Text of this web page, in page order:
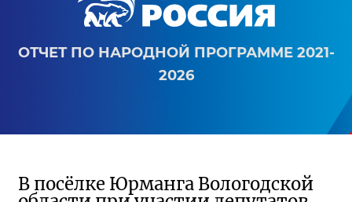
ОТЧЕТ ПО НАРОДНОЙ ПРОГРАММЕ 2021-
2026
В посёлке Юрманга Вологодской